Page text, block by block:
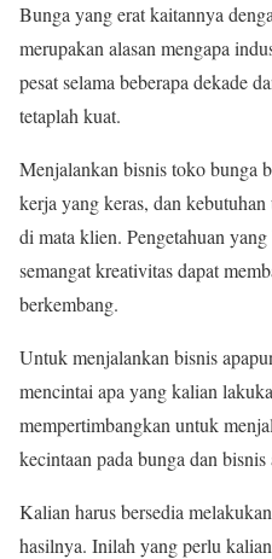
Bunga yang erat kaitannya
merupakan alasan mengapa
pesat selama beberapa dekade
tetaplah kuat.
Menjalankan bisnis toko bunga
kerja yang keras, dan
di mata klien. Pengetahuan
semangat kreativitas dapat
berkembang.
Untuk menjalankan bisnis
mencintai apa yang kalian
mempertimbangkan untuk
kecintaan pada bunga dan
Kalian harus bersedia
hasilnya. Inilah yang perlu